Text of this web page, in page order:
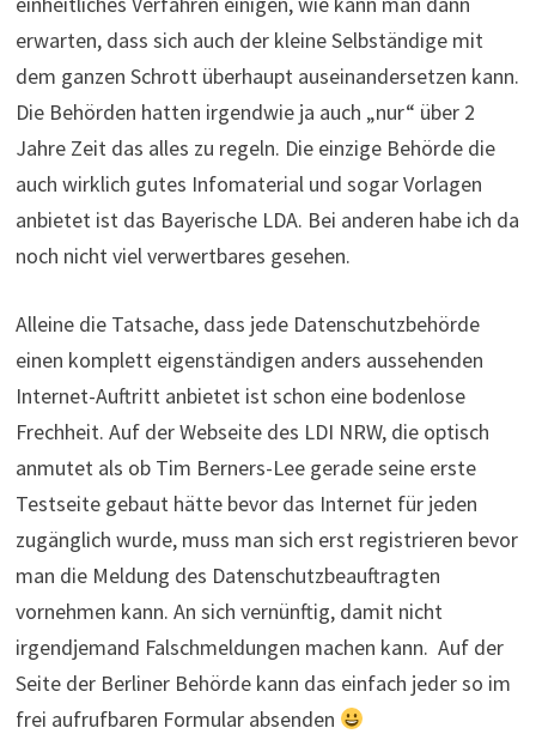
erwarten, dass sich auch der kleine Selbständige mit
dem ganzen Schrott überhaupt auseinandersetzen kann.
Die Behörden hatten irgendwie ja auch „nur“ über 2
Jahre Zeit das alles zu regeln. Die einzige Behörde die
auch wirklich gutes Infomaterial und sogar Vorlagen
anbietet ist das Bayerische LDA. Bei anderen habe ich da
noch nicht viel verwertbares gesehen.
Alleine die Tatsache, dass jede Datenschutzbehörde
einen komplett eigenständigen anders aussehenden
Internet-Auftritt anbietet ist schon eine bodenlose
Frechheit. Auf der Webseite des LDI NRW, die optisch
anmutet als ob Tim Berners-Lee gerade seine erste
Testseite gebaut hätte bevor das Internet für jeden
zugänglich wurde, muss man sich erst registrieren bevor
man die Meldung des Datenschutzbeauftragten
vornehmen kann. An sich vernünftig, damit nicht
irgendjemand Falschmeldungen machen kann. Auf der
Seite der Berliner Behörde kann das einfach jeder so im
frei aufrufbaren Formular absenden